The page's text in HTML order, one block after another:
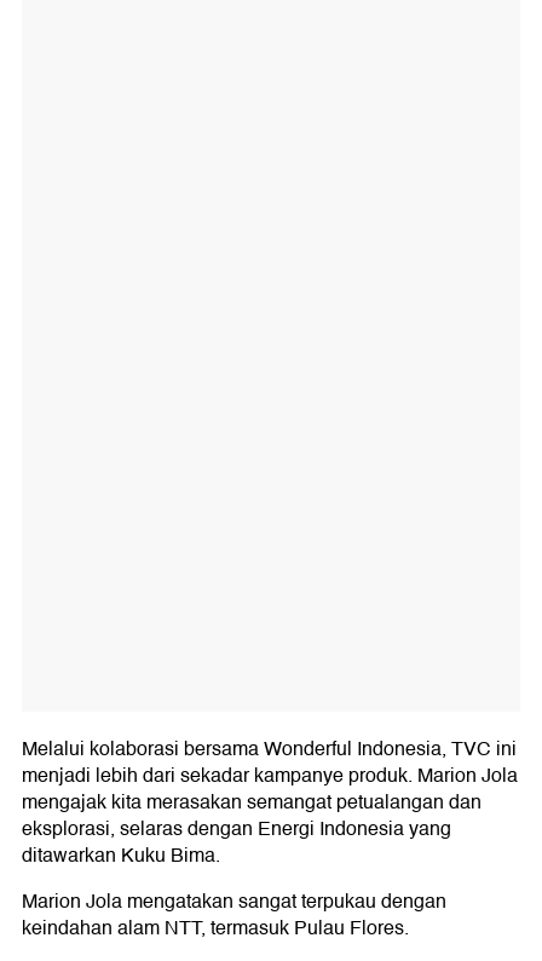
Melalui kolaborasi bersama Wonderful Indonesia, TVC ini
menjadi lebih dari sekadar kampanye produk. Marion Jola
mengajak kita merasakan semangat petualangan dan
eksplorasi, selaras dengan Energi Indonesia yang
ditawarkan Kuku Bima.
Marion Jola mengatakan sangat terpukau dengan
keindahan alam NTT, termasuk Pulau Flores.